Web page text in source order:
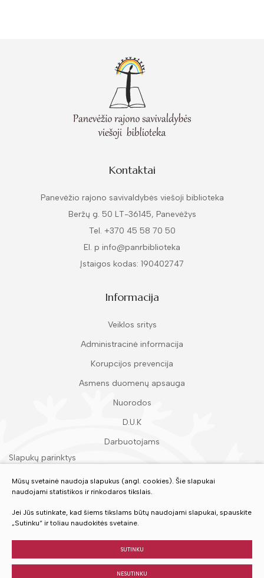
Kontaktai
Panevėžio rajono savivaldybės viešoji biblioteka
Beržų g. 50 LT-36145, Panevėžys
Tel. +370 45 58 70 50
El. p info@panrbiblioteka
Įstaigos kodas: 190402747
Informacija
Veiklos sritys
Administracinė informacija
Korupcijos prevencija
Asmens duomenų apsauga
Nuorodos
D.U.K
Darbuotojams
Slapukų parinktys
Įvertinkite mūsų paslaugas
Mūsų svetainė naudoja slapukus (angl. cookies). Šie slapukai
naudojami statistikos ir rinkodaros tikslais.
Jei Jūs sutinkate, kad šiems tikslams būtų naudojami slapukai, spauskite
„Sutinku“ ir toliau naudokitės svetaine.
SUTINKU
NESUTINKU